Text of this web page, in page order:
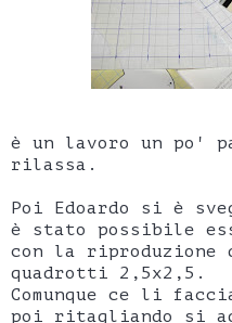
è un lavoro un po'
rilassa.
Poi Edoardo si è
è stato possibile
con la riproduzione
quadrotti 2,5x2,5.
Comunque ce li
poi ritagliando si